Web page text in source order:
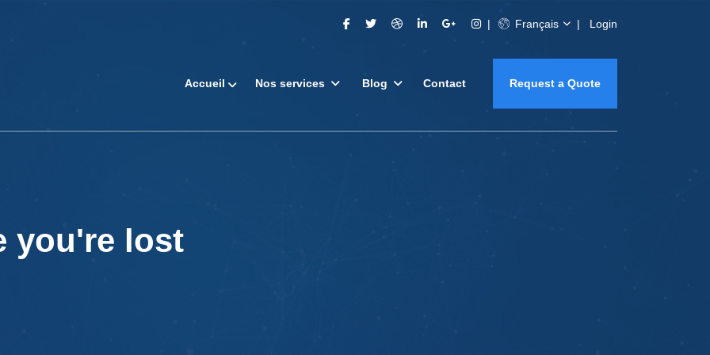
Français Login
Accueil Nos services Blog Contact Request a Quote
you're lost